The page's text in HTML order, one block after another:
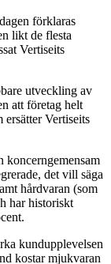
förklaras
likt de flesta
Vertiseits
utveckling av
att företag helt
Vertiseits
koncerngemensam
det vill säga
hårdvaran (som
har historiskt
kundupplevelsen
kostar mjukvaran